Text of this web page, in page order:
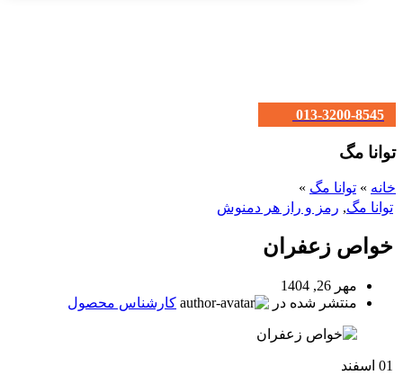
013-3200-8545
توانا مگ
خانه » توانا مگ »
توانا مگ, رمز و راز هر دمنوش
خواص زعفران
مهر 26, 1404
منتشر شده در
کارشناس محصول
01 اسفند